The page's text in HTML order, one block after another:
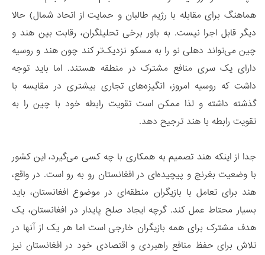
هماهنگ برای مقابله با رژیم طالبان و حمایت از اتحاد شمال) حالا
دیگر قابل اجرا نیست. به باور برخی تحلیلگران، رقابت بین هند و
چین می‌تواند دهلی نو را به مسکو نزدیک‌تر کند چون هند و روسیه
دارای یک سری منافع مشترک در منطقه هستند. اما باید توجه
داشت که روسیه امروز، انگیزه‌های تجاری بیشتری در مقایسه با
گذشته داشته و لذا ممکن است تقویت رابطه خود با چین را به
تقویت رابطه با هند ترجیح دهد.
جدا از اینکه هند تصمیم به همکاری با چه کسی می‌گیرد، این کشور
با وضعیت بغرنج و پیچیده‌ای در افغانستان رو به رو است. در واقع،
هند برای تعامل با بازیگران منطقه‌ای در موضوع افغانستان، باید
بسیار محتاط عمل کند. گرچه ایجاد صلح پایدار در افغانستان، یک
هدف مشترک برای همه بازیگران خارجی است اما هر یک از آنها در
تلاش برای حفظ منافع راهبردی و اقتصادی خود در افغانستان نیز